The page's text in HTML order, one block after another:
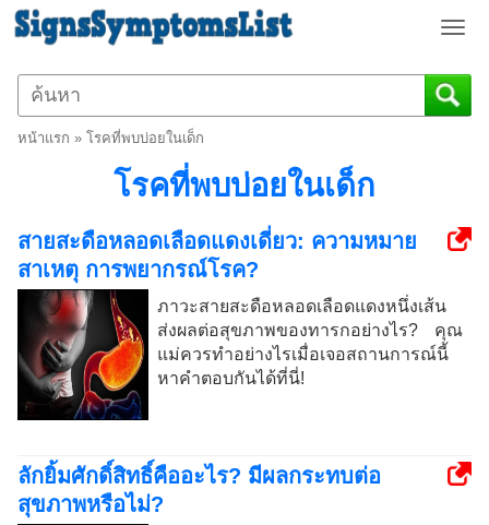
T
g
g
i
i
หน้าแรก » โรคที่พบบ่อยในเด็ก
โรคที่พบบ่อยในเด็ก
สายสะดือหลอดเลือดแดงเดี่ยว: ความหมาย
สาเหตุ การพยากรณ์โรค?
ภาวะสายสะดือหลอดเลือดแดงหนึ่งเส้น
ส่งผลต่อสุขภาพของทารกอย่างไร? คุณ
แม่ควรทำอย่างไรเมื่อเจอสถานการณ์นี้
หาคำตอบกันได้ที่นี่!
ลักยิ้มศักดิ์สิทธิ์คืออะไร? มีผลกระทบต่อ
สุขภาพหรือไม่?